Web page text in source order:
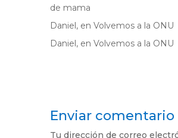
de mama
Daniel, en Volvemos a la ONU
Daniel, en Volvemos a la ONU
Enviar comentario
Tu dirección de correo